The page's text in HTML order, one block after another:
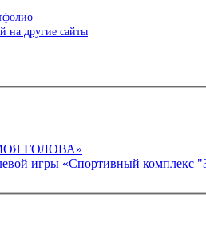
на другие сайты
«МОЯ ГОЛОВА»
ролевой игры «Спортивный комплекс